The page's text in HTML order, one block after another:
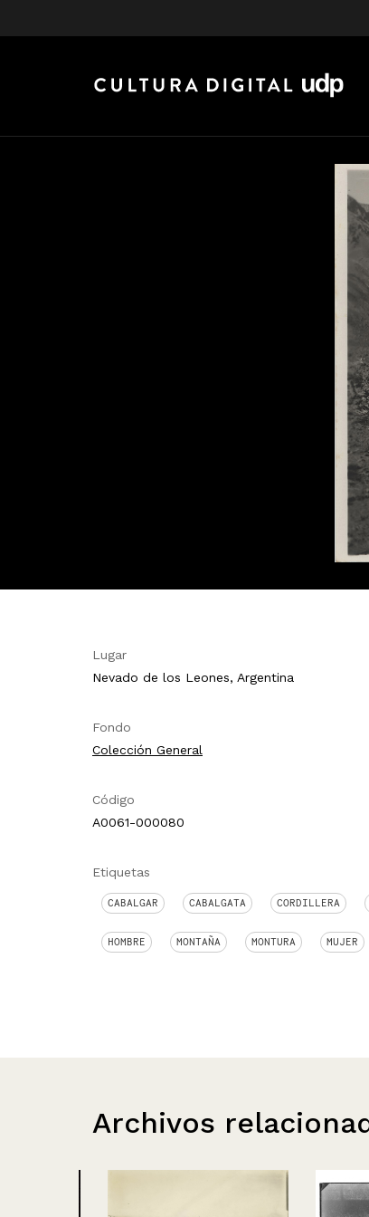
Lugar
Nevado de los Leones, Argentina
Fondo
Colección General
Código
A0061-000080
Etiquetas
CABALGAR CABALGATA CORDILLERA
HOMBRE MONTAÑA MONTURA MUJER
Archivos